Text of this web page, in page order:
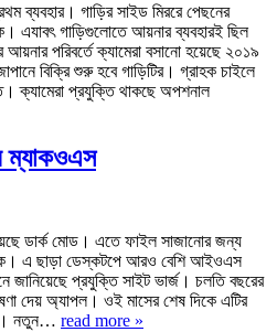
ব্যবহার। গাড়ির সাইড মিররে পেছনের
এযাবৎ গাড়িগুলোতে আয়নার ব্যবহারই ছিল
পরিবর্তে ক্যামেরা বসানো হয়েছে ২০১৯
বিক্রি শুরু হবে গাড়িটির। গ্রাহক চাইলে
ক্যামেরা প্রযুক্তি থাকছে অপশনাল
ম্যাকওএস
ডার্ক মোড। এতে ফাইল সাজানোর জন্য
এ ছাড়া ডেস্কটপে আরও বেশি আইওএস
জানিয়েছে প্রযুক্তি সাইট ভার্জ। চলতি বছরের
দেয় অ্যাপল। ওই মাসের শেষ দিকে এটির
নতুন… read more »